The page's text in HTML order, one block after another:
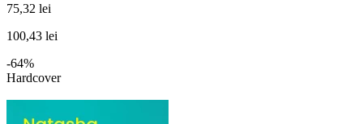
75,32 lei
100,43 lei
-64%
Hardcover